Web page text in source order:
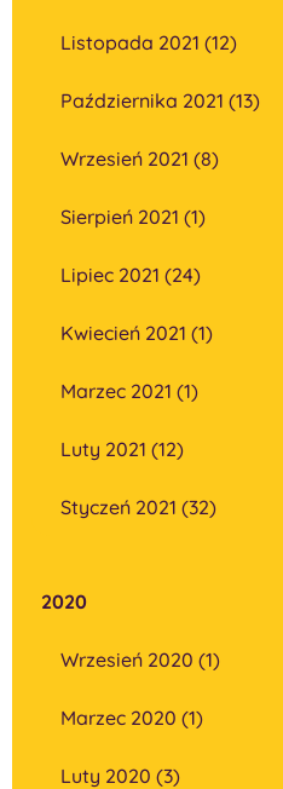
Listopada 2021 (12)
Października 2021 (13)
Wrzesień 2021 (8)
Sierpień 2021 (1)
Lipiec 2021 (24)
Kwiecień 2021 (1)
Marzec 2021 (1)
Luty 2021 (12)
Styczeń 2021 (32)
2020
Wrzesień 2020 (1)
Marzec 2020 (1)
Luty 2020 (3)